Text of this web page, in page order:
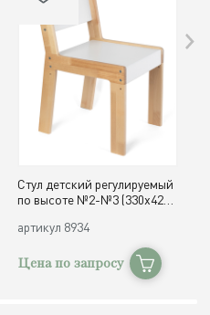
Стул детский регулируемый
по высоте №2-№3 (330х420,
артикул 8934
Цена по запросу